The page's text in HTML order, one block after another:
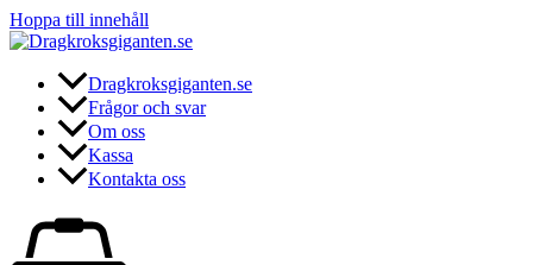
Hoppa till innehåll
Dragkroksgiganten.se
Frågor och svar
Om oss
Kassa
Kontakta oss